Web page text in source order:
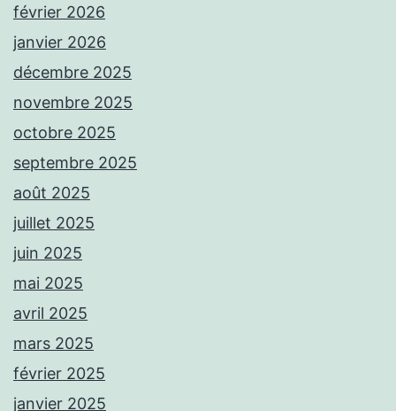
février 2026
janvier 2026
décembre 2025
novembre 2025
octobre 2025
septembre 2025
août 2025
juillet 2025
juin 2025
mai 2025
avril 2025
mars 2025
février 2025
janvier 2025